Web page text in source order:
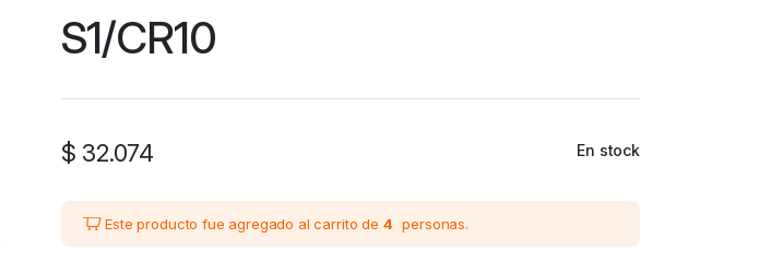
S1/CR10
$ 32.074 En stock
Este producto fue agregado al carrito de 4 personas.